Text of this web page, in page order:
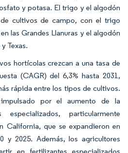
y potasa. El trigo y el algodón
cultivos de campo, con el trigo
las Grandes Llanuras y el algodón
Texas.
hortícolas crezcan a una tasa de
(CAGR) del 6,3% hasta 2031,
rápida entre los tipos de cultivos.
por el aumento de la
particularmente
California, que se expandieron en
y 2025. Además, los agricultores